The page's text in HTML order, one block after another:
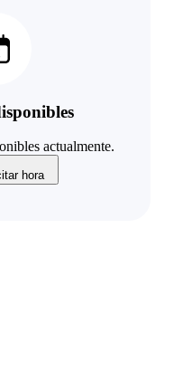
actualmente.
hora